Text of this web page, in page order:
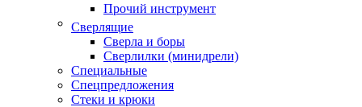
Прочий инструмент
Сверлящие
Сверла и боры
Сверлилки (минидрели)
Специальные
Спецпредложения
Стеки и крюки